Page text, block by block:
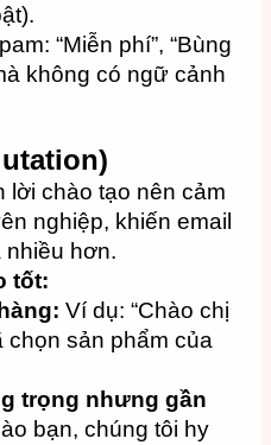
“Miễn phí”, “Bùng
không có ngữ cảnh
lời chào tạo nên cảm
nghiệp, khiến email
nhiều hơn.
tốt:
Ví dụ: “Chào chị
chọn sản phẩm của
trọng nhưng gần
bạn, chúng tôi hy